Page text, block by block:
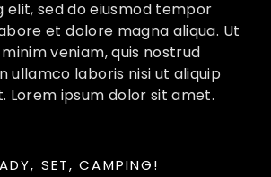
elit, sed do eiusmod tempor
et dolore magna aliqua. Ut
veniam, quis nostrud
ullamco laboris nisi ut aliquip
Lorem ipsum dolor sit amet.
SET, CAMPING!